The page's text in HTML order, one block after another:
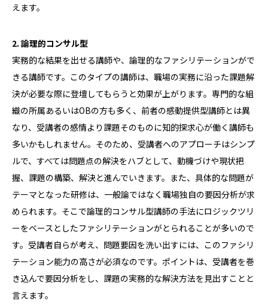
えます。
2. 論理的コンサル型
実務的な結果を出せる講師や、論理的なファシリテーションがで
きる講師です。このタイプの講師は、職場の実務に沿った課題解
決が必要な際に登壇してもらうと効果が上がります。専門的な組
織の所属あるいはOBの方も多く、前者の感動提供型講師とは異
なり、受講者の感情より課題そのものに知的探求心が働く講師も
多いかもしれません。そのため、受講者へのアプローチはシンプ
ルで、すべては問題点の解決をハブとして、動機づけや現状把
握、課題の構築、解決と進んでいきます。また、具体的な問題が
テーマとなった研修は、一般論ではなく職場独自の要因分析が求
められます。そこで論理的コンサル型講師の手法にロジックツリ
ーをベースとしたファシリテーションがとられることが多いので
す。受講者自らが考え、問題要因を洗い出すには、このファシリ
テーション能力の高さが必須なのです。ポイントは、受講者を巻
き込んで要因分析をし、課題の実務的な解決方法を見出すことと
言えます。